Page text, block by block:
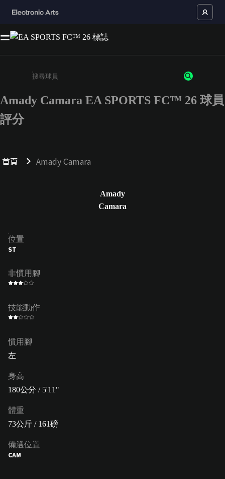
請輸入至少 3 個字元或數字
Amady Camara EA SPORTS FC™ 26 球員
評分
首頁 Amady Camara
Amady
Camara
位置
ST
非慣用腳
技能動作
慣用腳
左
身高
180公分 / 5'11"
體重
73公斤 / 161磅
備選位置
CAM